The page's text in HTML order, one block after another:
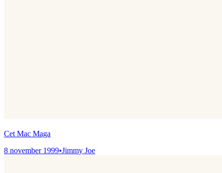
Cet Mac Maga
8 november 1999•Jimmy Joe